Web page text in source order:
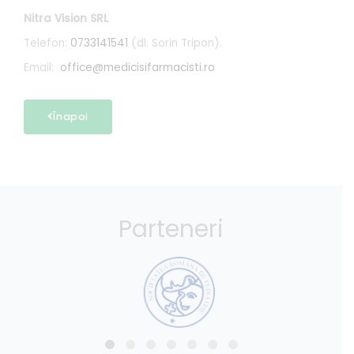
Nitra Vision SRL
Telefon: 0733141541 (dl. Sorin Tripon).
Email: office@medicisifarmacisti.ro
Înapoi
Parteneri